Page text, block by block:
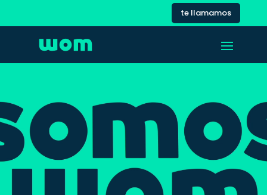
te llamamos
vídeo